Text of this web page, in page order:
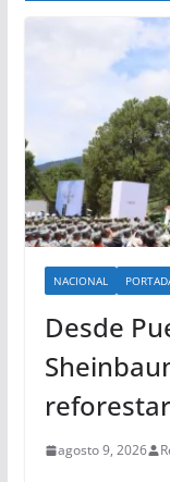
NACIONAL
Desde
agosto 9, 2026